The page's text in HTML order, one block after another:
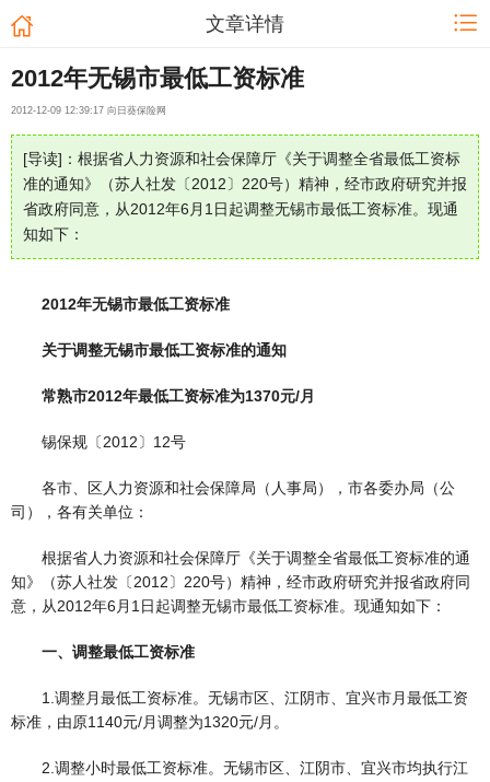
文章详情
2012年无锡市最低工资标准
2012-12-09 12:39:17 向日葵保险网
[导读]：根据省人力资源和社会保障厅《关于调整全省最低工资标
准的通知》（苏人社发〔2012〕220号）精神，经市政府研究并报
省政府同意，从2012年6月1日起调整无锡市最低工资标准。现通
知如下：
2012年无锡市最低工资标准
关于调整无锡市最低工资标准的通知
常熟市2012年最低工资标准为1370元/月
锡保规〔2012〕12号
各市、区人力资源和社会保障局（人事局），市各委办局（公
司），各有关单位：
根据省人力资源和社会保障厅《关于调整全省最低工资标准的通
知》（苏人社发〔2012〕220号）精神，经市政府研究并报省政府同
意，从2012年6月1日起调整无锡市最低工资标准。现通知如下：
一、调整最低工资标准
1.调整月最低工资标准。无锡市区、江阴市、宜兴市月最低工资
标准，由原1140元/月调整为1320元/月。
2.调整小时最低工资标准。无锡市区、江阴市、宜兴市均执行江